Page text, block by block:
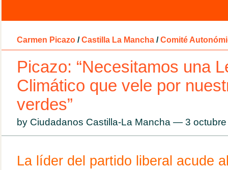
Carmen Picazo / Castilla La Mancha / Comité
Picazo: “Necesitamos una
Climático que vele por
verdes”
by Ciudadanos Castilla-La Mancha — 3
La líder del partido liberal acude